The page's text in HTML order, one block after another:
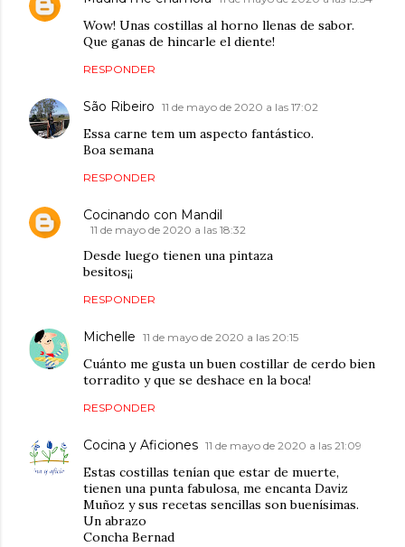
Wow! Unas costillas al horno llenas de sabor.
Que ganas de hincarle el diente!
RESPONDER
São Ribeiro 11 de mayo de 2020 a las 17:02
Essa carne tem um aspecto fantástico.
Boa semana
RESPONDER
Cocinando con Mandil
11 de mayo de 2020 a las 18:32
Desde luego tienen una pintaza
besitos¡¡
RESPONDER
Michelle 11 de mayo de 2020 a las 20:15
Cuánto me gusta un buen costillar de cerdo bien
torradito y que se deshace en la boca!
RESPONDER
Cocina y Aficiones 11 de mayo de 2020 a las 21:09
Estas costillas tenían que estar de muerte,
tienen una punta fabulosa, me encanta Daviz
Muñoz y sus recetas sencillas son buenísimas.
Un abrazo
Concha Bernad